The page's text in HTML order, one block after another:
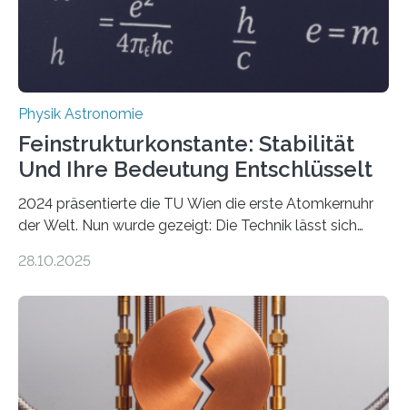
Physik Astronomie
Feinstrukturkonstante: Stabilität
Und Ihre Bedeutung Entschlüsselt
2024 präsentierte die TU Wien die erste Atomkernuhr
der Welt. Nun wurde gezeigt: Die Technik lässt sich
fundamentalen Physik nachzugehen. Thorium-
Messungen verwenden. Das hatte man jahrzehntelang
vermutet, weltweit war nach den passenden
Atomkern-Zuständen gesucht worden, 2024 gelang
einem Team der TU Wien mit Unterstützung
internationaler Partner der entscheidende Durchbruch:
28.10.2025